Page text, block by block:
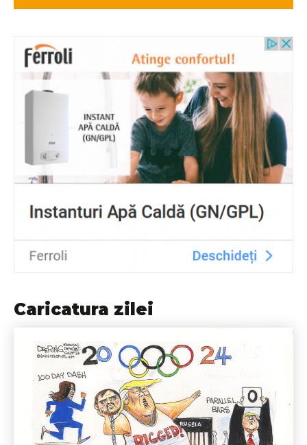
Caricatura zilei